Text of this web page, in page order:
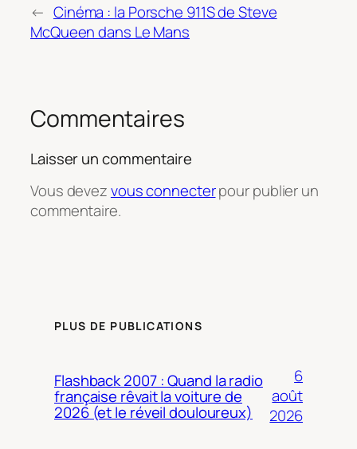
← Cinéma : la Porsche 911S de Steve
McQueen dans Le Mans
Commentaires
Laisser un commentaire
Vous devezvous connecterpour publier un
commentaire.
PLUS DE PUBLICATIONS
Flashback 2007 : Quand la radio
française rêvait la voiture de
2026 (et le réveil douloureux)
6
août
2026